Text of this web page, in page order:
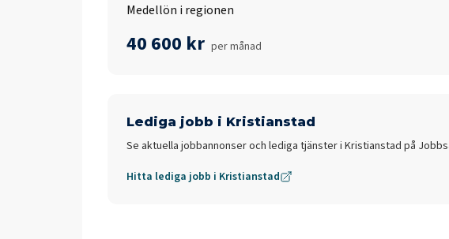
Medellön i regionen
40 600 kr per månad
Lediga jobb i Kristianstad
Se aktuella jobbannonser och lediga tjänster i Kristianstad på
Hitta lediga jobb i Kristianstad